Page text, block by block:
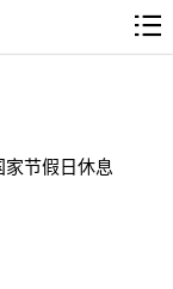
节假日休息